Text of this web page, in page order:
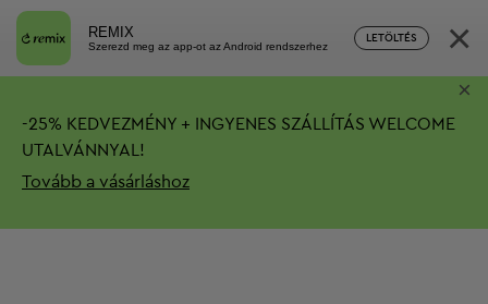
REMIX
Szerezd meg az app-ot az Android rendszerhez
LETÖLTÉS ×
-25% KEDVEZMÉNY + INGYENES SZÁLLÍTÁS WELCOME
UTALVÁNNYAL!
Tovább a vásárláshoz
×